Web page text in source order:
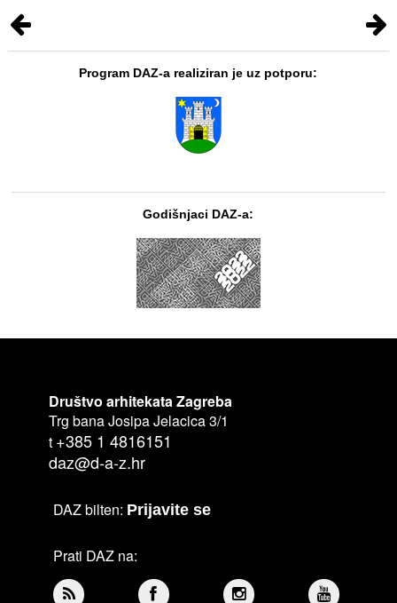
Program DAZ-a realiziran je uz potporu:
Godišnjaci DAZ-a:
Društvo arhitekata Zagreba
Trg bana Josipa Jelacica 3/1
t +385 1 4816151
daz@d-a-z.hr
DAZ bilten: Prijavite se
Prati DAZ na: